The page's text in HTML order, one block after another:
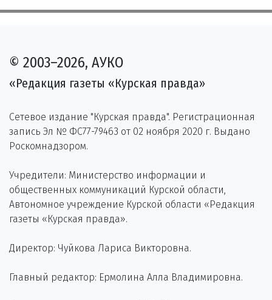
© 2003–2026, АУКО
«Редакция газеты «Курская правда»
Сетевое издание "Курская правда". Регистрационная
запись Эл № ФС77-79463 от 02 ноября 2020 г. Выдано
Роскомнадзором.
Учредители: Министерство информации и
общественных коммуникаций Курской области,
Автономное учреждение Курской области «Редакция
газеты «Курская правда».
Директор: Чуйкова Лариса Викторовна.
Главный редактор: Ермолина Алла Владимировна.